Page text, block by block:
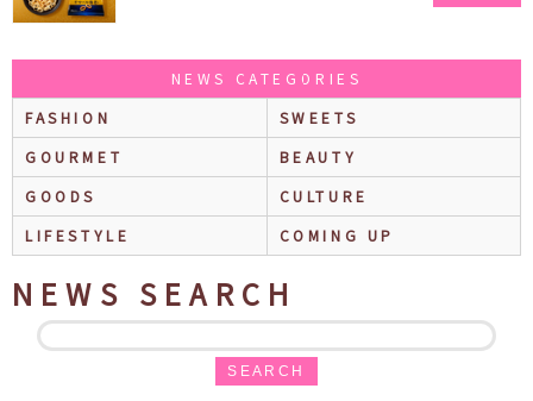
NEWS CATEGORIES
FASHION
SWEETS
GOURMET
BEAUTY
GOODS
CULTURE
LIFESTYLE
COMING UP
NEWS SEARCH
SEARCH